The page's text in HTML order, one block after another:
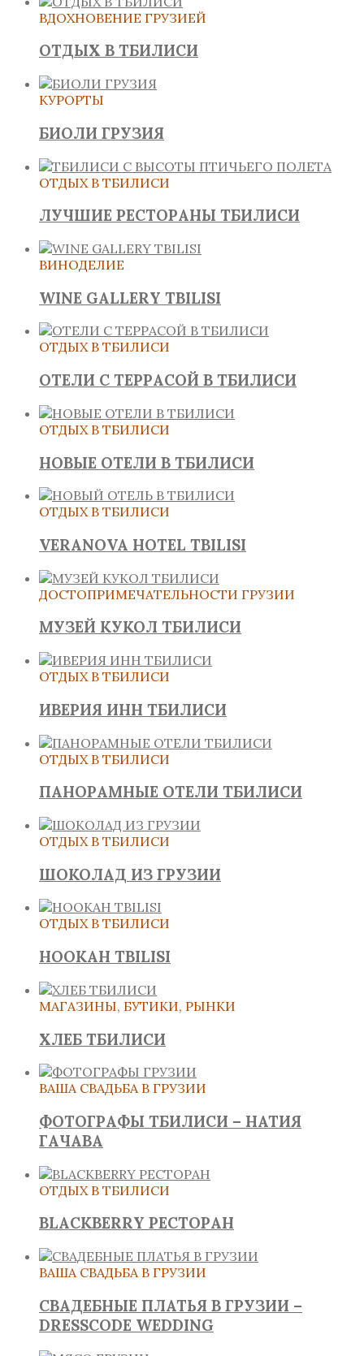
ВДОХНОВЕНИЕ ГРУЗИЕЙ
ОТДЫХ В ТБИЛИСИ
КУРОРТЫ
БИОЛИ ГРУЗИЯ
ОТДЫХ В ТБИЛИСИ
ЛУЧШИЕ РЕСТОРАНЫ ТБИЛИСИ
ВИНОДЕЛИЕ
WINE GALLERY TBILISI
ОТДЫХ В ТБИЛИСИ
ОТЕЛИ С ТЕРРАСОЙ В ТБИЛИСИ
ОТДЫХ В ТБИЛИСИ
НОВЫЕ ОТЕЛИ В ТБИЛИСИ
ОТДЫХ В ТБИЛИСИ
VERANOVA HOTEL TBILISI
ДОСТОПРИМЕЧАТЕЛЬНОСТИ ГРУЗИИ
МУЗЕЙ КУКОЛ ТБИЛИСИ
ОТДЫХ В ТБИЛИСИ
ИВЕРИЯ ИНН ТБИЛИСИ
ОТДЫХ В ТБИЛИСИ
ПАНОРАМНЫЕ ОТЕЛИ ТБИЛИСИ
ОТДЫХ В ТБИЛИСИ
ШОКОЛАД ИЗ ГРУЗИИ
ОТДЫХ В ТБИЛИСИ
HOOKAH TBILISI
МАГАЗИНЫ, БУТИКИ, РЫНКИ
ХЛЕБ ТБИЛИСИ
ВАША СВАДЬБА В ГРУЗИИ
ФОТОГРАФЫ ТБИЛИСИ – НАТИЯ
ГАЧАВА
ОТДЫХ В ТБИЛИСИ
BLACKBERRY РЕСТОРАН
ВАША СВАДЬБА В ГРУЗИИ
СВАДЕБНЫЕ ПЛАТЬЯ В ГРУЗИИ –
DRESSCODE WEDDING